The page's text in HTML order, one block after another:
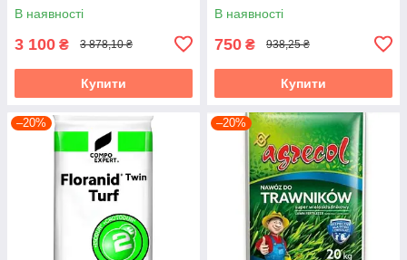
В наявності
3 100 ₴ 3 878,10 ₴
Купити
В наявності
750 ₴ 938,25 ₴
Купити
–20% –20%